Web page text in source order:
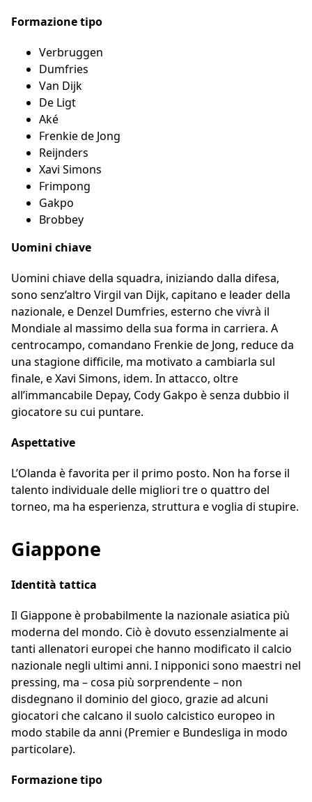
Formazione tipo
Verbruggen
Dumfries
Van Dijk
De Ligt
Aké
Frenkie de Jong
Reijnders
Xavi Simons
Frimpong
Gakpo
Brobbey
Uomini chiave
Uomini chiave della squadra, iniziando dalla difesa,
sono senz’altro Virgil van Dijk, capitano e leader della
nazionale, e Denzel Dumfries, esterno che vivrà il
Mondiale al massimo della sua forma in carriera. A
centrocampo, comandano Frenkie de Jong, reduce da
una stagione difficile, ma motivato a cambiarla sul
finale, e Xavi Simons, idem. In attacco, oltre
all’immancabile Depay, Cody Gakpo è senza dubbio il
giocatore su cui puntare.
Aspettative
L’Olanda è favorita per il primo posto. Non ha forse il
talento individuale delle migliori tre o quattro del
torneo, ma ha esperienza, struttura e voglia di stupire.
Giappone
Identità tattica
Il Giappone è probabilmente la nazionale asiatica più
moderna del mondo. Ciò è dovuto essenzialmente ai
tanti allenatori europei che hanno modificato il calcio
nazionale negli ultimi anni. I nipponici sono maestri nel
pressing, ma – cosa più sorprendente – non
disdegnano il dominio del gioco, grazie ad alcuni
giocatori che calcano il suolo calcistico europeo in
modo stabile da anni (Premier e Bundesliga in modo
particolare).
Formazione tipo